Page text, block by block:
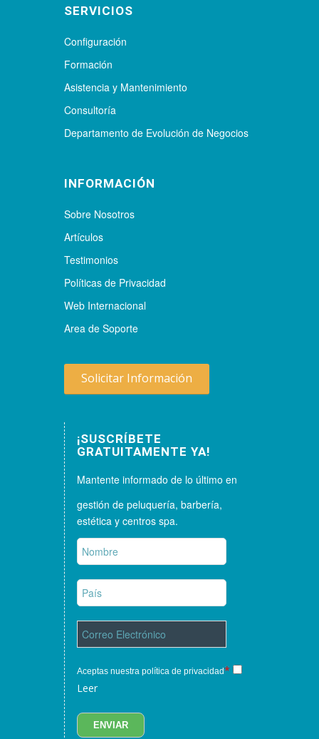
SERVICIOS
Configuración
Formación
Asistencia y Mantenimiento
Consultoría
Departamento de Evolución de Negocios
INFORMACIÓN
Sobre Nosotros
Artículos
Testimonios
Políticas de Privacidad
Web Internacional
Area de Soporte
Solicitar Información
¡SUSCRÍBETE
GRATUITAMENTE YA!
Mantente informado de lo último en
gestión de peluquería, barbería,
estética y centros spa.
Aceptas nuestra política de privacidad*
Leer